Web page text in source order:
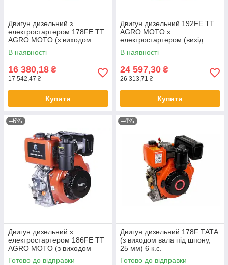
Двигун дизельний з
електростартером 178FE TT
AGRO MOTO (з виходом
вала під конус) 6 л.
В наявності
16 380,18 ₴
17 542,47 ₴
Купити
Двигун дизельний 192FE TT
AGRO MOTO з
електростартером (вихід
вала під шліци, 25 мм) 14,8
к.с.
В наявності
24 597,30 ₴
26 313,71 ₴
Купити
–6%
Двигун дизельний з
електростартером 186FE TT
AGRO MOTO (з виходом
вала під шліци, 25 мм) 9 л.
Готово до відправки
–4%
Двигун дизельний 178F ТАТА
(з виходом вала під шпону,
25 мм) 6 к.с.
Готово до відправки